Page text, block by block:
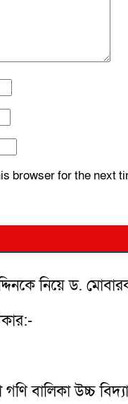
browser for the next
নিয়ে ড.
গণি বালিকা উচ্চ